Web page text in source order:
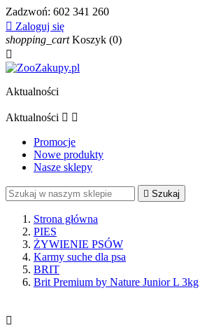
Zadzwoń: 602 341 260
 Zaloguj się
shopping_cart Koszyk (0)

Aktualności
Aktualności  
Promocje
Nowe produkty
Nasze sklepy
 Szukaj
Strona główna
PIES
ŻYWIENIE PSÓW
Karmy suche dla psa
BRIT
Brit Premium by Nature Junior L 3kg
